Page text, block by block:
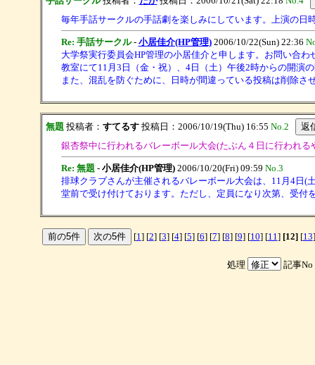
毎年手話サークルの手話劇を楽しみにしています。上演の日
Re: 手話サークル- 小居佳介(HP管理)2006/10/22(Sun) 22:36
大学祭実行委員会HP管理の小居佳介と申します。お問い合
教室にて11月3日（金・祝）、4日（土）午後2時からの開演
また、混乱を防ぐために、日時が間違っている投稿は削除
無題 投稿者： すてるす投稿日：2006/10/19(Thu) 16:55 No.2
銀杏祭中に行われるバレーボール大会(たぶん４日に行われ
Re: 無題 - 小居佳介(HP管理)2006/10/20(Fri) 09:59 No.3
排球クラブさんが主催されるバレーボール大会は、11月4日(
堂前で受け付けております。ただし、定員になり次第、受
[1 ] [2] [3] [4] [5] [6] [7] [8] [9] [10] [11 ] [12][13]
処理 記事No